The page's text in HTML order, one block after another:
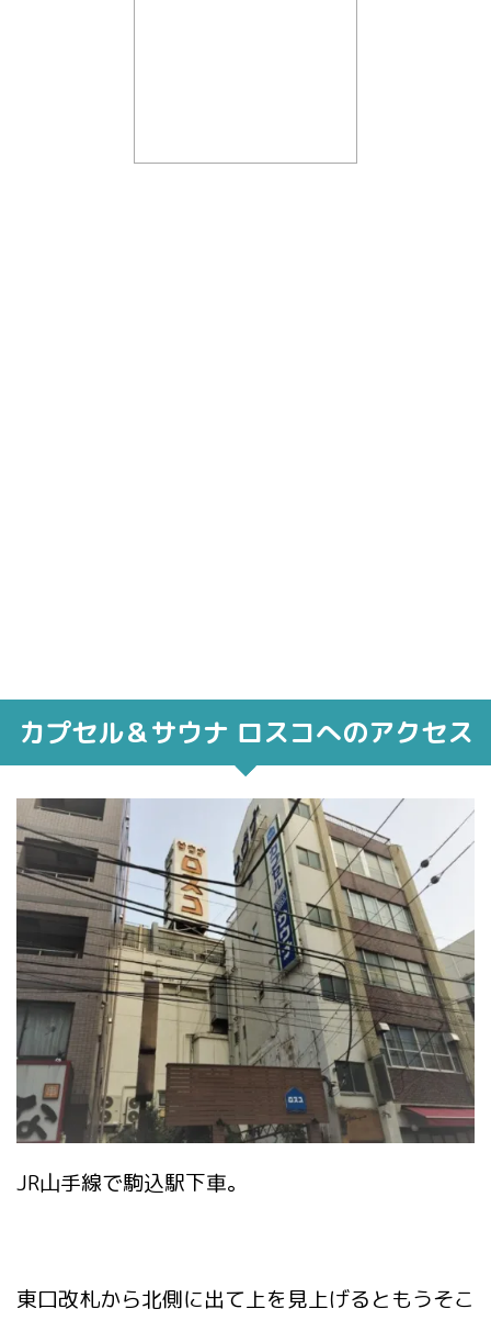
カプセル＆サウナ ロスコへのアクセス
JR山手線で駒込駅下車。
東口改札から北側に出て上を見上げるともうそこ